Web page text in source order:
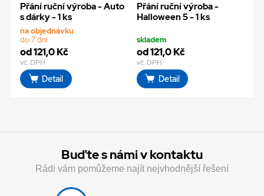
Přání ruční výroba - Auto
s dárky - 1 ks
na objednávku
do 7 dní
od 121,0 Kč
vč. DPH
Detail
Přání ruční výroba -
Halloween 5 - 1 ks
skladem
od 121,0 Kč
vč. DPH
Detail
Buďte s námi v kontaktu
Rádi vám pomůžeme najít nejvhodnější řešení